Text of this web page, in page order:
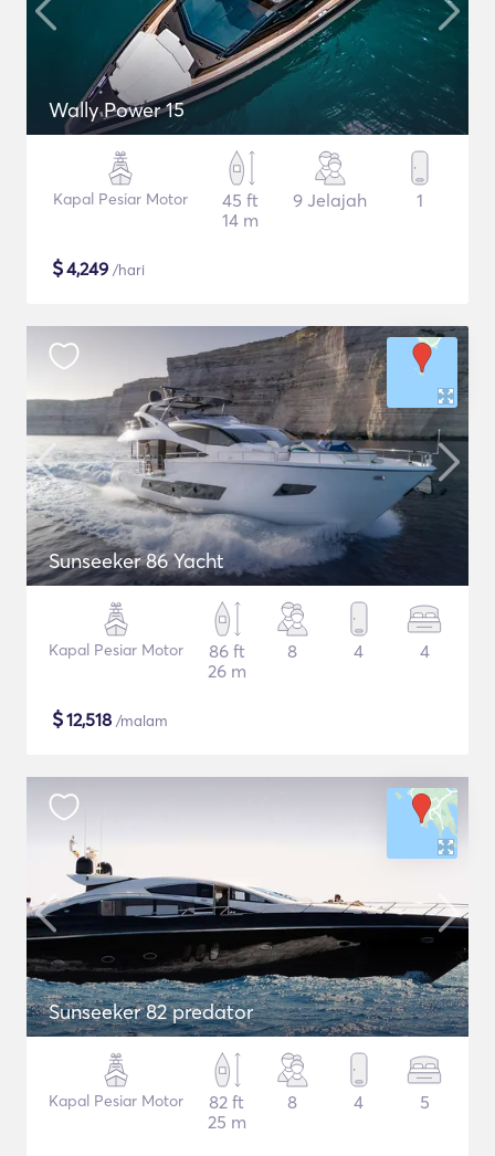
Wally Power 15
Kapal Pesiar Motor
45 ft
14 m
9 Jelajah 1
$4,249 /hari
Sunseeker 86 Yacht
Kapal Pesiar Motor
86 ft
26 m
8 4 4
$12,518 /malam
Sunseeker 82 predator
Kapal Pesiar Motor
82 ft
25 m
8 4 5